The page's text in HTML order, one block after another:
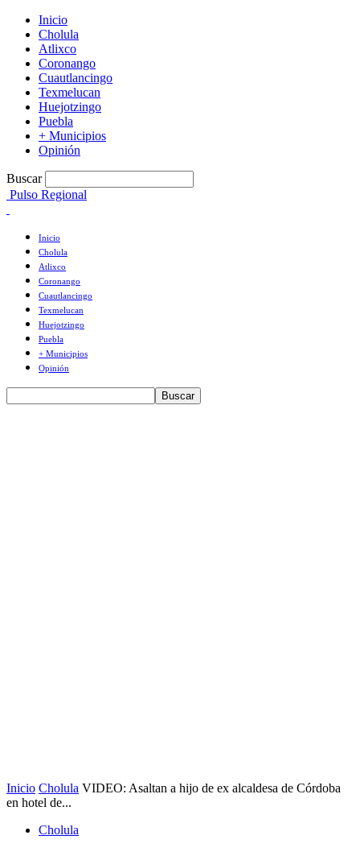
Inicio
Cholula
Atlixco
Coronango
Cuautlancingo
Texmelucan
Huejotzingo
Puebla
+ Municipios
Opinión
Buscar
Pulso Regional
Inicio
Cholula
Atlixco
Coronango
Cuautlancingo
Texmelucan
Huejotzingo
Puebla
+ Municipios
Opinión
Inicio Cholula VIDEO: Asaltan a hijo de ex alcaldesa de Córdoba
en hotel de...
Cholula